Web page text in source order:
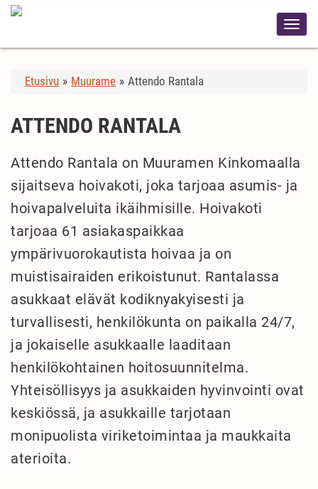
Etusivu » Muurame » Attendo Rantala
ATTENDO RANTALA
Attendo Rantala on Muuramen Kinkomaalla
sijaitseva hoivakoti, joka tarjoaa asumis- ja
hoivapalveluita ikäihmisille. Hoivakoti
tarjoaa 61 asiakaspaikkaa
ympärivuorokautista hoivaa ja on
muistisairaiden erikoistunut. Rantalassa
asukkaat elävät kodiknyakyisesti ja
turvallisesti, henkilökunta on paikalla 24/7,
ja jokaiselle asukkaalle laaditaan
henkilökohtainen hoitosuunnitelma.
Yhteisöllisyys ja asukkaiden hyvinvointi ovat
keskiössä, ja asukkaille tarjotaan
monipuolista viriketoimintaa ja maukkaita
aterioita.